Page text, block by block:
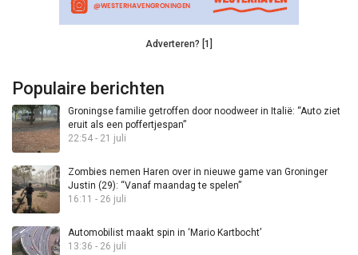
Adverteren? [1]
Populaire berichten
Groningse familie getroffen door noodweer in Italië: “Auto ziet
eruit als een poffertjespan”
22:54 - 21 juli
Zombies nemen Haren over in nieuwe game van Groninger
Justin (29): “Vanaf maandag te spelen”
16:11 - 26 juli
Automobilist maakt spin in ‘Mario Kartbocht’
13:36 - 26 juli